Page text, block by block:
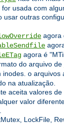
usada com
usar outras
agora
agora é
do arquivo de
inodes. o arquivos
na atualização.
aceita valores de
valor
LockFile,